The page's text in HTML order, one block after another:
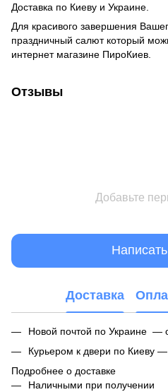
Доставка по Киеву и Украине.
Для красивого завершения
праздничный салюткоторый
интернет магазине ПироКиев.
Отзывы
Добавьте
Доставка
Новой почтой по Украине —
Курьером к двери по Киеву —
Подробнее о доставке
Наличными при получении